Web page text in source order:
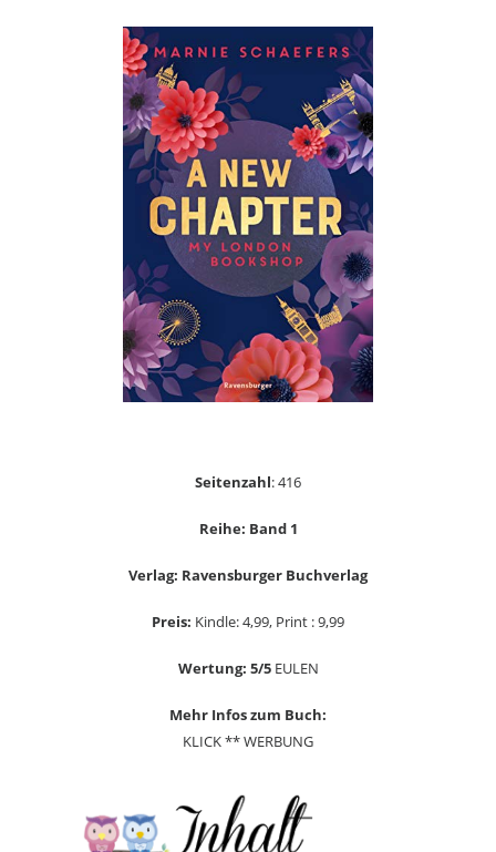
Seitenzahl: 416
Reihe: Band 1
Verlag: Ravensburger Buchverlag
Preis: Kindle: 4,99, Print : 9,99
Wertung: 5/5EULEN
Mehr Infos zum Buch:
KLICK ** WERBUNG